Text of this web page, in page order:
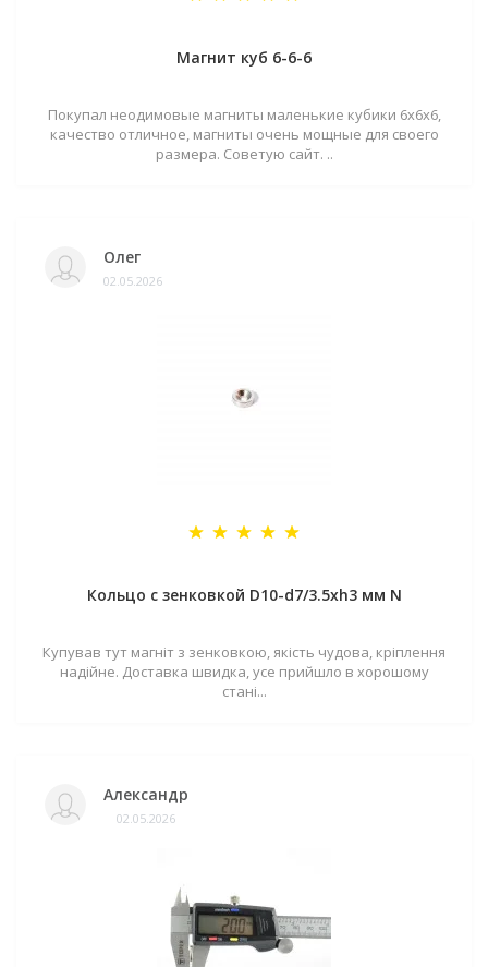
Магнит куб 6-6-6
Покупал неодимовые магниты маленькие кубики 6х6х6,
качество отличное, магниты очень мощные для своего
размера. Советую сайт. ..
Олег
02.05.2026
Кольцо с зенковкой D10-d7/3.5хh3 мм N
Купував тут магніт з зенковкою, якість чудова, кріплення
надійне. Доставка швидка, усе прийшло в хорошому
стані...
Александр
02.05.2026